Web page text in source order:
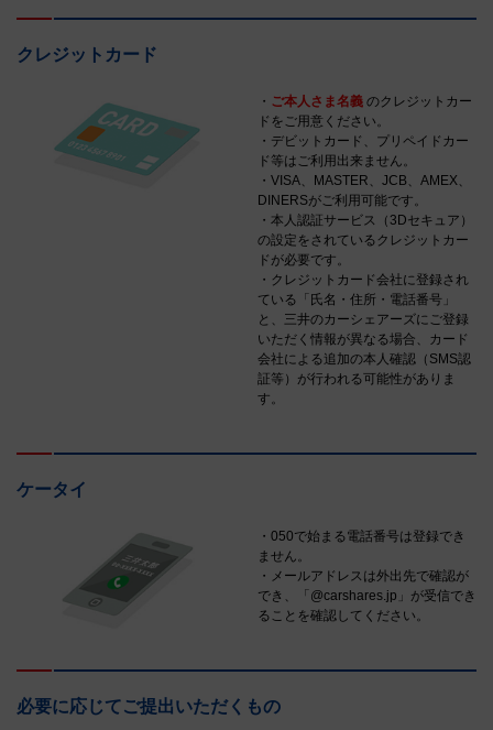
クレジットカード
・ ご本人さま名義 のクレジットカー
ドをご用意ください。
・デビットカード、プリペイドカー
ド等はご利用出来ません。
・VISA、MASTER、JCB、AMEX、
DINERSがご利用可能です。
・本人認証サービス（3Dセキュア）
の設定をされているクレジットカー
ドが必要です。
・クレジットカード会社に登録され
ている「氏名・住所・電話番号」
と、三井のカーシェアーズにご登録
いただく情報が異なる場合、カード
会社による追加の本人確認（SMS認
証等）が行われる可能性がありま
す。
ケータイ
・050で始まる電話番号は登録でき
ません。
・メールアドレスは外出先で確認が
でき、「@carshares.jp」が受信でき
ることを確認してください。
必要に応じてご提出いただくもの